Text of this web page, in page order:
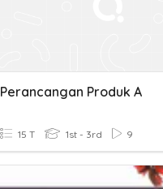
Perancangan Produk A
15 T 1st - 3rd 9